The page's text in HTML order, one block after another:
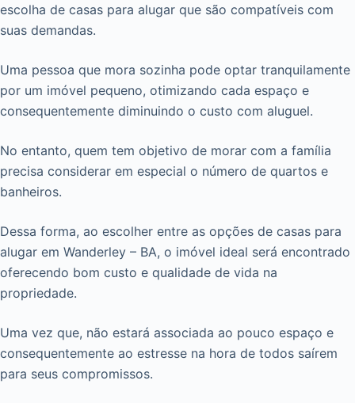
escolha de casas para alugar que são compatíveis com
suas demandas.
Uma pessoa que mora sozinha pode optar tranquilamente
por um imóvel pequeno, otimizando cada espaço e
consequentemente diminuindo o custo com aluguel.
No entanto, quem tem objetivo de morar com a família
precisa considerar em especial o número de quartos e
banheiros.
Dessa forma, ao escolher entre as opções de casas para
alugar em Wanderley – BA, o imóvel ideal será encontrado
oferecendo bom custo e qualidade de vida na
propriedade.
Uma vez que, não estará associada ao pouco espaço e
consequentemente ao estresse na hora de todos saírem
para seus compromissos.